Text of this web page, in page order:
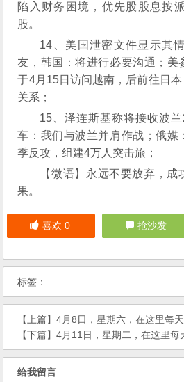
陷入财务困境，优先股股息按
股。
14、美国泄密文件显示其
友，韩国：将进行必要沟通；美
于4月15日访问越南，后前往日
关系；
15、泽连斯基称将接收波
车：我们与波兰并肩作战；俄媒
季反攻，组建4万人突击旅；
【微语】永远不要放弃，
果。
喜欢 0 抢沙发
标签：
【上篇】4月8日，星期六，在这里每
【下篇】4月11日，星期二，在这里每
给我留言